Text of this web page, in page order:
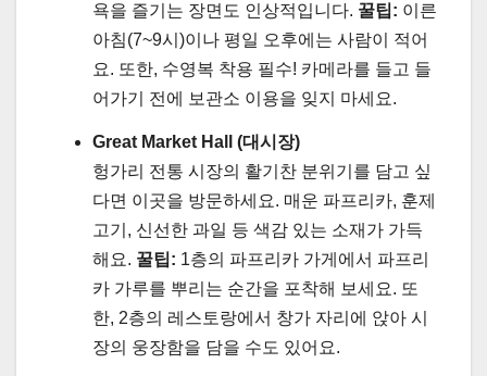
욕을 즐기는 장면도 인상적입니다. 꿀팁: 이른
아침(7~9시)이나 평일 오후에는 사람이 적어
요. 또한, 수영복 착용 필수! 카메라를 들고 들
어가기 전에 보관소 이용을 잊지 마세요.
Great Market Hall (대시장)
헝가리 전통 시장의 활기찬 분위기를 담고 싶
다면 이곳을 방문하세요. 매운 파프리카, 훈제
고기, 신선한 과일 등 색감 있는 소재가 가득
해요. 꿀팁: 1층의 파프리카 가게에서 파프리
카 가루를 뿌리는 순간을 포착해 보세요. 또
한, 2층의 레스토랑에서 창가 자리에 앉아 시
장의 웅장함을 담을 수도 있어요.